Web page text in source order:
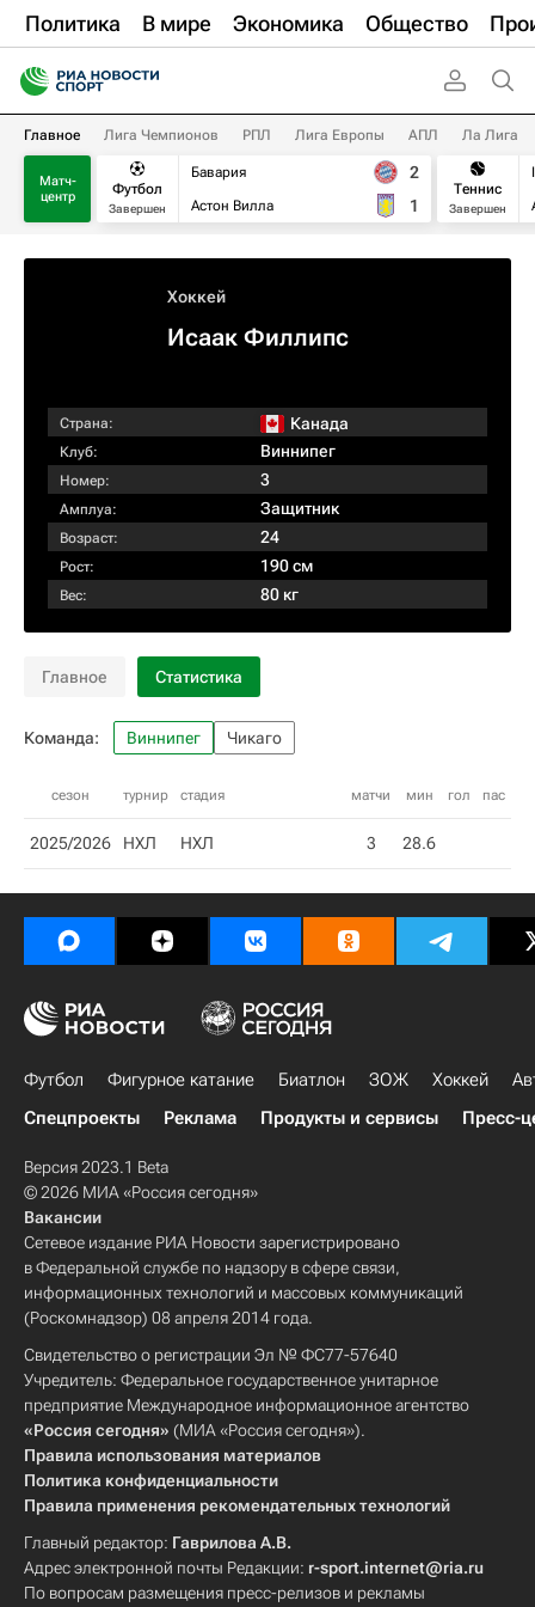
Политика В мире Экономика Общество
Главное Лига Чемпионов РПЛ Лига Европы АПЛ Ла Лига
Матч-
центр
Футбол
Завершен
Бавария
Астон Вилла
2
1
Теннис
Завершен
Хоккей
Исаак Филлипс
Страна: Канада
Клуб: Виннипег
Номер: 3
Амплуа: Защитник
Возраст: 24
Рост: 190 см
Вес: 80 кг
Главное Статистика
Команда: Виннипег Чикаго
сезон турнир стадия матчи мин гол пас
2025/2026 НХЛ НХЛ 3 28.6
Футбол Фигурное катание Биатлон ЗОЖ Хоккей
Спецпроекты
Реклама Продукты и сервисы Пресс-
Версия 2023.1 Beta
© 2026 МИА «Россия сегодня»
Вакансии
Сетевое издание РИА Новости зарегистрировано
в Федеральной службе по надзору в сфере связи,
информационных технологий и массовых коммуникаций
(Роскомнадзор) 08 апреля 2014 года.
Свидетельство о регистрации Эл № ФС77-57640
Учредитель: Федеральное государственное унитарное
предприятие Международное информационное агентство
«Россия сегодня» (МИА «Россия сегодня»).
Правила использования материалов
Политика конфиденциальности
Правила применения рекомендательных технологий
Главный редактор: Гаврилова А.В.
Адрес электронной почты Редакции: r-sport.internet@ria.ru
По вопросам размещения пресс-релизов и рекламы